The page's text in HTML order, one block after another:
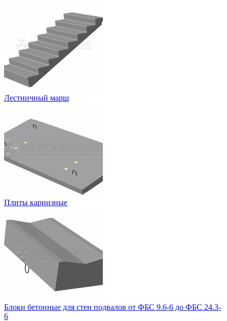
Лестничный марш
Плиты карнизные
Блоки бетонные для стен подвалов от ФБС 9.6-6 до ФБС 24.3-
6